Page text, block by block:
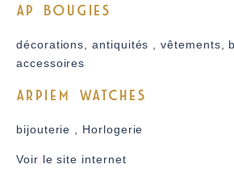
AP BOUGIES
décorations, antiquités , vêtements,
accessoires
ARPIEM WATCHES
bijouterie , Horlogerie
Voir le site internet